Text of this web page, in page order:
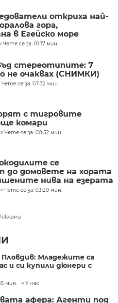
откриха най-
гора,
в Егейско море
Чете се за: 01:17 мин.
стереотипите: 7
не очаквах (СНИМКИ)
Чете се за: 07:32 мин.
с тигровите
комари
Чете се за: 00:52 мин.
се
до домовете на хората
нива на езерата
Чете се за: 03:20 мин.
Младежите са
и си купили дюнери с
мин. У нас
афера: Агенти под